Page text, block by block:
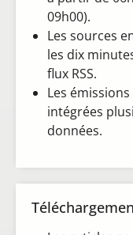
09h00).
Les sources
les dix
flux RSS.
Les
intégrées
données.